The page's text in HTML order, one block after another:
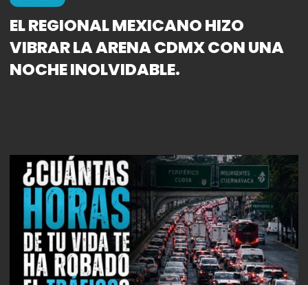
EL REGIONAL MEXICANO HIZO
VIBRAR LA ARENA CDMX CON UNA
NOCHE INOLVIDABLE.